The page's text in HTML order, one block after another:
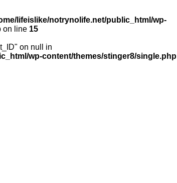
lifeislike/notrynolife.net/public_html/wp-
on line 15
on null in
wp-content/themes/stinger8/single.php